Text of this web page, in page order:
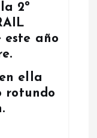
2º
este año
ella
rotundo